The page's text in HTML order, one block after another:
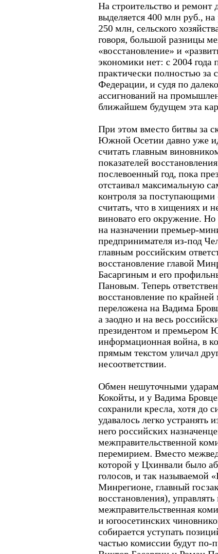
На строительство и ремонт
выделяется 400 млн руб.,
250 млн, сельского
говоря, большой разницы
«восстановление» и
экономики нет: с 2004 года
практически полностью за
Федерации, и судя по
ассигнований на
ближайшем будущем эта
При этом вместо битвы за
Южной Осетии давно уже
считать главным
показателей
послевоенный год, пока
отстаивал максимальную
контроля за поступающими
считать, что в хищениях и
виновато его окружение.
на назначении премьер-
предпринимателя из-под
главным российским
восстановление главой
Басаргиным и его
Пановым. Теперь
восстановление по
переложена на Вадима
а заодно и на весь
президентом и премьером
информационная война, в
прямым текстом уличал
несоответствии.
Обмен нешуточными
Кокойты, и у Вадима
сохранили кресла, хотя до
удавалось легко устранять
него российских
межправительственной
перемирием. Вместо
которой у Цхинвали было
голосов, и так
Минрегионе, главный
восстановления),
межправительственная
и югоосетинских
собирается уступать
частью комиссии будут